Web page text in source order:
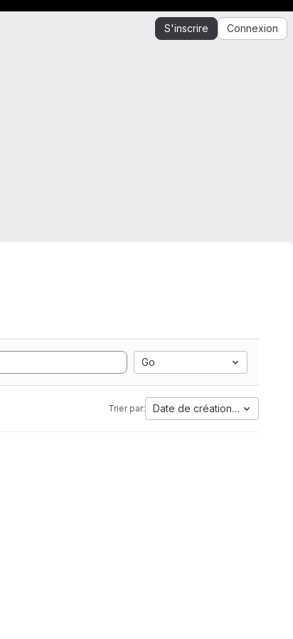
S'inscrire Connexion
Go
Trier par: Date de création la plus